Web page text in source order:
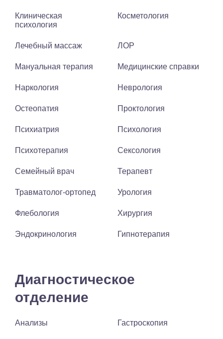
Клиническая
психология
Косметология
Лечебный массаж ЛОР
Мануальная терапия Медицинские справки
Наркология Неврология
Остеопатия Проктология
Психиатрия Психология
Психотерапия Сексология
Семейный врач Терапевт
Травматолог-ортопед Урология
Флебология Хирургия
Эндокринология Гипнотерапия
Диагностическое
отделение
Анализы Гастроскопия